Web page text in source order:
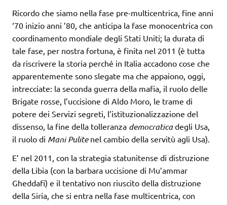
Ricordo che siamo nella fase pre-multicentrica, fine anni
‘70 inizio anni ’80, che anticipa la fase monocentrica con
coordinamento mondiale degli Stati Uniti; la durata di
tale fase, per nostra fortuna, è finita nel 2011 (è tutta
da riscrivere la storia perché in Italia accadono cose che
apparentemente sono slegate ma che appaiono, oggi,
intrecciate: la seconda guerra della mafia, il ruolo delle
Brigate rosse, l’uccisione di Aldo Moro, le trame di
potere dei Servizi segreti, l’istituzionalizzazione del
dissenso, la fine della tolleranza democraticadegli Usa,
il ruolo di Mani Pulitenel cambio della servitù agli Usa).
E’ nel 2011, con la strategia statunitense di distruzione
della Libia (con la barbara uccisione di Mu’ammar
Gheddafi) e il tentativo non riuscito della distruzione
della Siria, che si entra nella fase multicentrica, con